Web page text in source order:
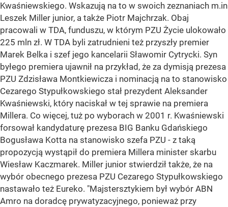
Kwaśniewskiego. Wskazują na to w swoich zeznaniach m.in
Leszek Miller junior, a także Piotr Majchrzak. Obaj
pracowali w TDA, funduszu, w którym PZU Życie ulokowało
225 mln zł. W TDA byli zatrudnieni też przyszły premier
Marek Belka i szef jego kancelarii Sławomir Cytrycki. Syn
byłego premiera ujawnił na przykład, że za dymisją prezesa
PZU Zdzisława Montkiewicza i nominacją na to stanowisko
Cezarego Stypułkowskiego stał prezydent Aleksander
Kwaśniewski, który naciskał w tej sprawie na premiera
Millera. Co więcej, tuż po wyborach w 2001 r. Kwaśniewski
forsował kandydaturę prezesa BIG Banku Gdańskiego
Bogusława Kotta na stanowisko szefa PZU - z taką
propozycją wystąpił do premiera Millera minister skarbu
Wiesław Kaczmarek. Miller junior stwierdził także, że na
wybór obecnego prezesa PZU Cezarego Stypułkowskiego
nastawało też Eureko. "Majstersztykiem był wybór ABN
Amro na doradcę prywatyzacyjnego, ponieważ przy